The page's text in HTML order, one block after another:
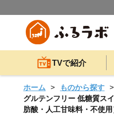
TVで紹介
ホーム ものから探す
グルテンフリー 低糖質ス
肪酸・人工甘味料・不使